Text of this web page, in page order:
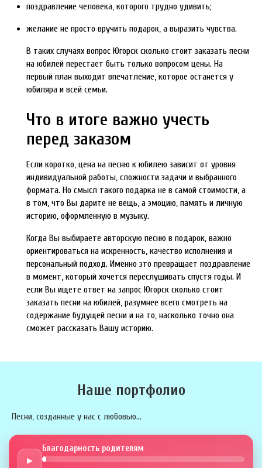
поздравление человека, которого трудно удивить;
желание не просто вручить подарок, а выразить чувства.
В таких случаях вопрос Югорск сколько стоит заказать песни
на юбилей перестает быть только вопросом цены. На
первый план выходит впечатление, которое останется у
юбиляра и всей семьи.
Что в итоге важно учесть
перед заказом
Если коротко, цена на песню к юбилею зависит от уровня
индивидуальной работы, сложности задачи и выбранного
формата. Но смысл такого подарка не в самой стоимости, а
в том, что Вы дарите не вещь, а эмоцию, память и личную
историю, оформленную в музыку.
Когда Вы выбираете авторскую песню в подарок, важно
ориентироваться на искренность, качество исполнения и
персональный подход. Именно это превращает поздравление
в момент, который хочется переслушивать спустя годы. И
если Вы ищете ответ на запрос Югорск сколько стоит
заказать песни на юбилей, разумнее всего смотреть на
содержание будущей песни и на то, насколько точно она
сможет рассказать Вашу историю.
Наше портфолио
Песни, созданные у нас с любовью...
►
Благодарность родителям